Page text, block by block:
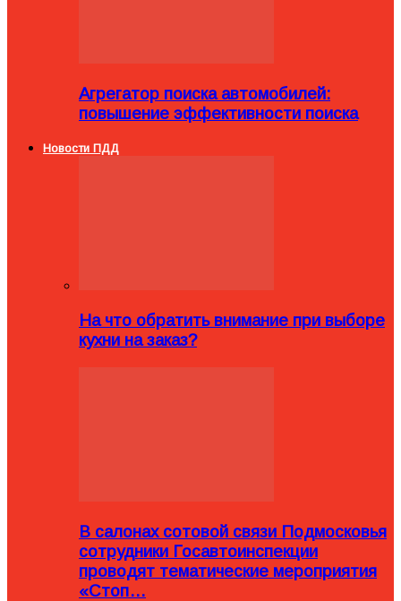
Агрегатор поиска автомобилей:
повышение эффективности поиска
Новости ПДД
На что обратить внимание при выборе
кухни на заказ?
В салонах сотовой связи Подмосковья
сотрудники Госавтоинспекции
проводят тематические мероприятия
«Стоп…